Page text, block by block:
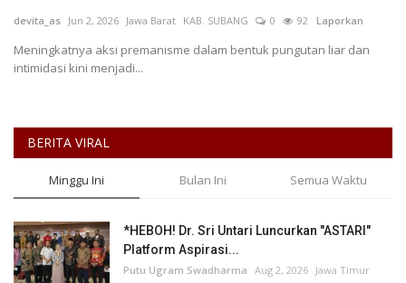
Keamanan
Kejahatan
Cybers Event
Pekerja Migran Indonesia
Ekonomi
devita_as Jun 2, 2026 Jawa Barat KAB. SUBANG 0 92 Laporkan
Meningkatnya aksi premanisme dalam bentuk pungutan liar dan
intimidasi kini menjadi...
BERITA VIRAL
Minggu Ini Bulan Ini Semua Waktu
*HEBOH! Dr. Sri Untari Luncurkan "ASTARI"
Platform Aspirasi...
Putu Ugram Swadharma Aug 2, 2026 Jawa Timur